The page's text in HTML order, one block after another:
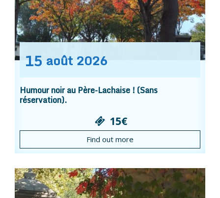
15 août 2026
Humour noir au Père-Lachaise ! (Sans
réservation).
15€
Find out more